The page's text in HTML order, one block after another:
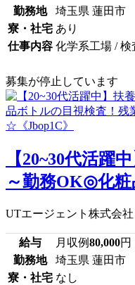
勤務地
埼玉県 蓮田市
寮・社宅 あり
仕事内容 化学系工場 / 検
募集が停止しています
【20~30代活躍
～勤務OK◎化
UTエージェント株式会社
給与 月収例80,000円
勤務地
埼玉県 蓮田市
寮・社宅 なし